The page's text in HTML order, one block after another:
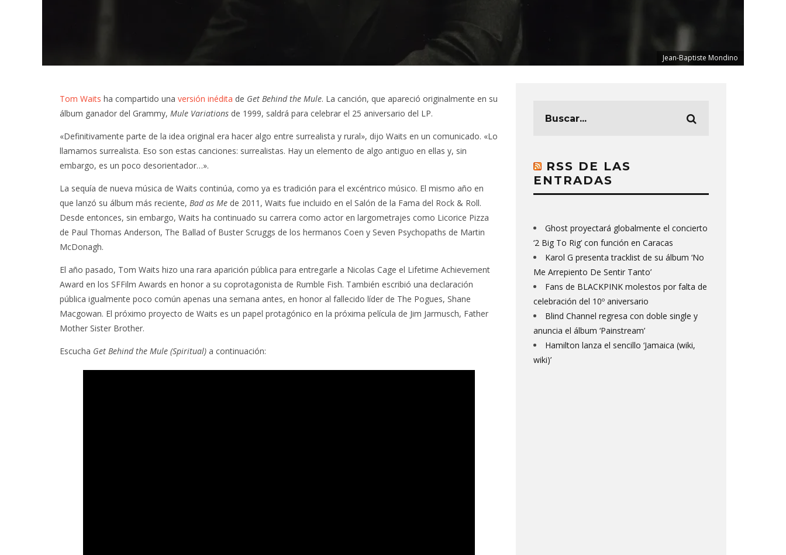
Jean-Baptiste Mondino
Tom Waits ha compartido una versión inédita de Get Behind the Mule. La canción, que apareció originalmente en su
álbum ganador del Grammy, Mule Variations de 1999, saldrá para celebrar el 25 aniversario del LP.
«Definitivamente parte de la idea original era hacer algo entre surrealista y rural», dijo Waits en un comunicado. «Lo
llamamos surrealista. Eso son estas canciones: surrealistas. Hay un elemento de algo antiguo en ellas y, sin
embargo, es un poco desorientador…».
La sequía de nueva música de Waits continúa, como ya es tradición para el excéntrico músico. El mismo año en
que lanzó su álbum más reciente, Bad as Me de 2011, Waits fue incluido en el Salón de la Fama del Rock & Roll.
Desde entonces, sin embargo, Waits ha continuado su carrera como actor en largometrajes como Licorice Pizza
de Paul Thomas Anderson, The Ballad of Buster Scruggs de los hermanos Coen y Seven Psychopaths de Martin
McDonagh.
El año pasado, Tom Waits hizo una rara aparición pública para entregarle a Nicolas Cage el Lifetime Achievement
Award en los SFFilm Awards en honor a su coprotagonista de Rumble Fish. También escribió una declaración
pública igualmente poco común apenas una semana antes, en honor al fallecido líder de The Pogues, Shane
Macgowan. El próximo proyecto de Waits es un papel protagónico en la próxima película de Jim Jarmusch, Father
Mother Sister Brother.
Escucha Get Behind the Mule (Spiritual) a continuación:
RSS DE LAS
ENTRADAS
Ghost proyectará globalmente el concierto
‘2 Big To Rig’ con función en Caracas
Karol G presenta tracklist de su álbum ‘No
Me Arrepiento De Sentir Tanto’
Fans de BLACKPINK molestos por falta de
celebración del 10º aniversario
Blind Channel regresa con doble single y
anuncia el álbum ‘Painstream’
Hamilton lanza el sencillo ‘Jamaica (wiki,
wiki)’